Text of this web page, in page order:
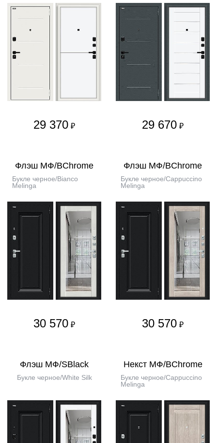
29 370 ₽ 29 670 ₽
Флэш МФ/BChrome
Букле черное/Bianco
Melinga
30 570 ₽
Флэш МФ/BChrome
Букле черное/Cappuccino
Melinga
30 570 ₽
Флэш МФ/SBlack
Букле черное/White Silk
Некст МФ/BChrome
Букле черное/Cappuccino
Melinga